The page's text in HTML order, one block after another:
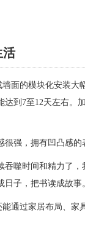
活
面的模块化安装大
到7至12天左右。
强，拥有凹凸感的
噬时间和精力了，
子，把书读成故事
过家居布局、家